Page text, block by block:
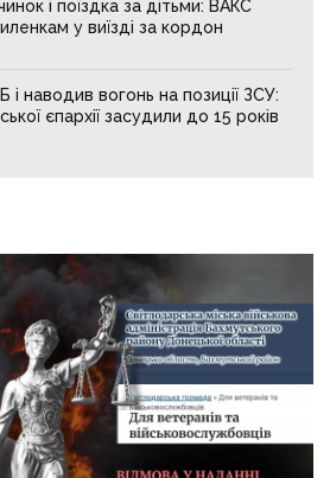
і поїздка за дітьми: ВАКС
у виїзді за кордон
наводив вогонь на позиції ЗСУ:
єпархії засудили до 15 років